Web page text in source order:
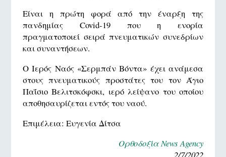
Είναι η πρώτη φορά από την έναρξη της
πανδημίας Covid-19 που η ενορία
πραγματοποιεί σειρά πνευματικών συνεδρίων
και συναντήσεων.
Ο Ιερός Ναός «Σερμπάν Βόντα» έχει ανάμεσα
στους πνευματικούς προστάτες του τον Άγιο
Παΐσιο Βελιτσκόφσκι, ιερό λείψανο του οποίου
αποθησαυρίζεται εντός του ναού.
Επιμέλεια: Ευγενία Δίτσα
Ορθοδοξία News Agency
2/7/2022